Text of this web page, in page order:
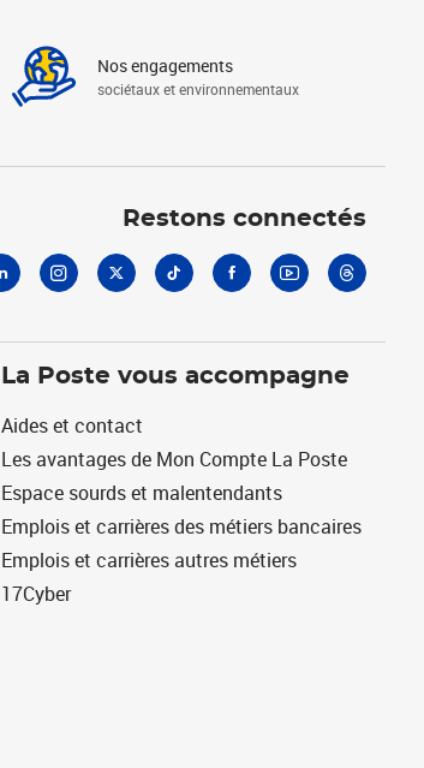
Nos engagements
sociétaux et environnementaux
Restons connectés
La Poste vous accompagne
Aides et contact
Les avantages de Mon Compte La Poste
Espace sourds et malentendants
Emplois et carrières des métiers bancaires
Emplois et carrières autres métiers
17Cyber